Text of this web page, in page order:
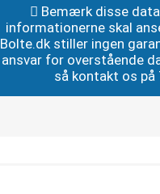
Bemærk disse
informationerne skal
Bolte.dk stiller ingen
ansvar for overstående
så kontakt os